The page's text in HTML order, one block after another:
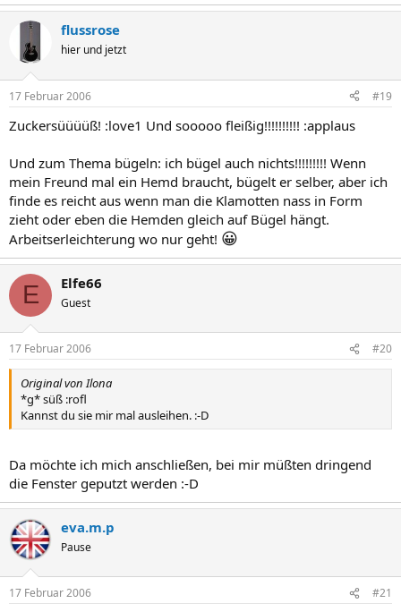
flussrose
hier und jetzt
17 Februar 2006 #19
Zuckersüüüüß! :love1 Und sooooo fleißig!!!!!!!!!! :applaus
Und zum Thema bügeln: ich bügel auch nichts!!!!!!!!! Wenn
mein Freund mal ein Hemd braucht, bügelt er selber, aber ich
finde es reicht aus wenn man die Klamotten nass in Form
zieht oder eben die Hemden gleich auf Bügel hängt.
Arbeitserleichterung wo nur geht! 😀
E Elfe66
Guest
17 Februar 2006 #20
Original von Ilona
*g* süß :rofl
Kannst du sie mir mal ausleihen. :-D
Da möchte ich mich anschließen, bei mir müßten dringend
die Fenster geputzt werden :-D
eva.m.p
Pause
17 Februar 2006 #21